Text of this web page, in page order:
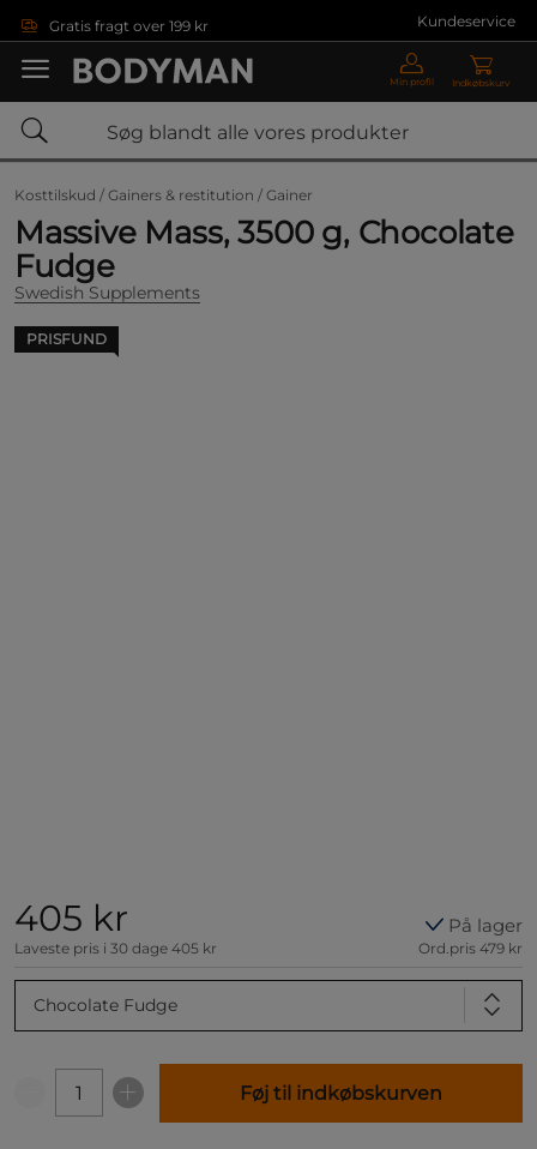
Gratis fragt over 199 kr Kundeservice
Min profil Indkøbskurv
Kosttilskud / Gainers & restitution / Gainer
Massive Mass, 3500 g, Chocolate
Fudge
Swedish Supplements
PRISFUND
405 kr
Laveste pris i 30 dage 405 kr Ord.pris 479 kr
På lager
Chocolate Fudge
Føj til indkøbskurven